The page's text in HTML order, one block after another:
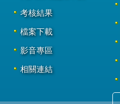
考核結果
檔案下載
影音專區
相關連結